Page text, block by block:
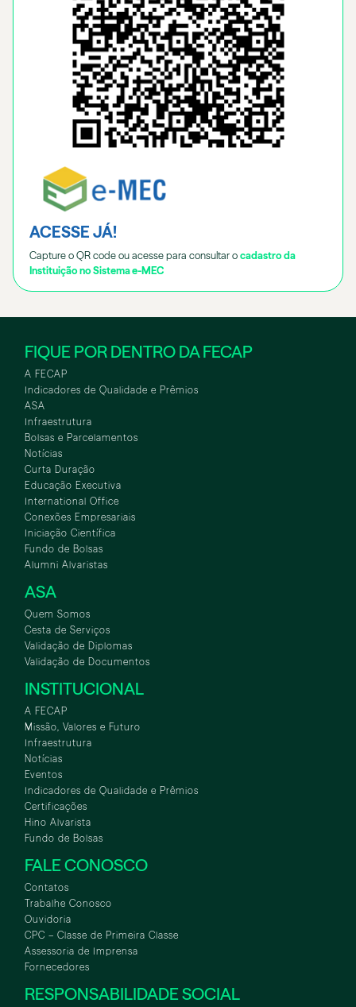
ACESSE JÁ!
Capture o QR code ou acesse para consultar o cadastro da
Instituição no Sistema e-MEC
FIQUE POR DENTRO DA FECAP
A FECAP
Indicadores de Qualidade e Prêmios
ASA
Infraestrutura
Bolsas e Parcelamentos
Notícias
Curta Duração
Educação Executiva
International Office
Conexões Empresariais
Iniciação Científica
Fundo de Bolsas
Alumni Alvaristas
ASA
Quem Somos
Cesta de Serviços
Validação de Diplomas
Validação de Documentos
INSTITUCIONAL
A FECAP
Missão, Valores e Futuro
Infraestrutura
Notícias
Eventos
Indicadores de Qualidade e Prêmios
Certificações
Hino Alvarista
Fundo de Bolsas
FALE CONOSCO
Contatos
Trabalhe Conosco
Ouvidoria
CPC – Classe de Primeira Classe
Assessoria de Imprensa
Fornecedores
RESPONSABILIDADE SOCIAL